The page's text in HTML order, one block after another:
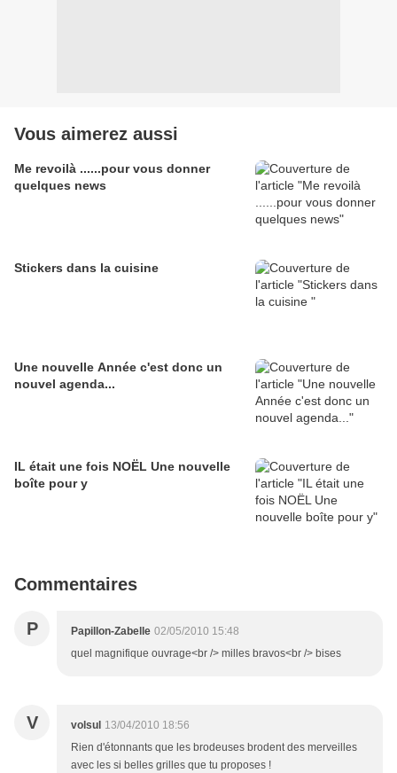
Vous aimerez aussi
Me revoilà ......pour vous donner
quelques news
Stickers dans la cuisine
Une nouvelle Année c'est donc un
nouvel agenda...
IL était une fois NOËL Une nouvelle
boîte pour y
Commentaires
P Papillon-Zabelle 02/05/2010 15:48
quel magnifique ouvrage<br /> milles bravos<br /> bises
V volsul 13/04/2010 18:56
Rien d'étonnants que les brodeuses brodent des merveilles
avec les si belles grilles que tu proposes !